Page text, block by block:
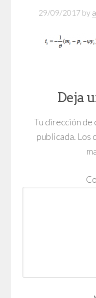
29/09/2017by
Deja
Tu dirección
publicada. Los